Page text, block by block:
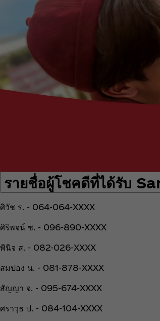
รายชื่อผู้โชคดีที่ได้รับ
ศิวัช ร. - 064-064-XXXX
ศิริพจน์ ซ. - 096-890-XXXX
พินิจ ส. - 082-026-XXXX
สมปอง น. - 081-878-XXXX
สัญญา จ. - 095-674-XXXX
ศราวุธ ป. - 084-104-XXXX